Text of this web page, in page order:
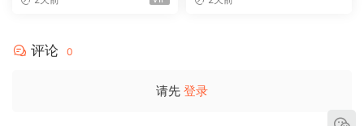
isolate, and work on the tone, transients and noise
experimental music? Get granular and mold sound with
creation tool… a genuine musical instrument.
评论 0
请先 登录